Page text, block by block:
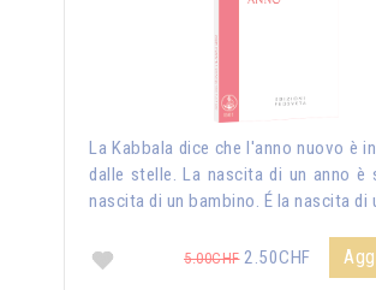
La Kabbala dice che l'anno nuovo è
dalle stelle. La nascita di un anno è
nascita di un bambino. É la nascita di
5.00CHF2.50CHF